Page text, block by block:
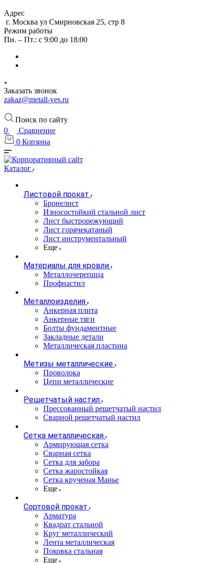
Адрес
г. Москва ул Смирновская 25, стр 8
Режим работы
Пн. – Пт.: с 9:00 до 18:00
Заказать звонок
zakaz@metall-ves.ru
Поиск по сайту
0
Сравнение
0 Корзина
Каталог
Листовой прокат
Бронелист
Износостойкий стальной лист
Лист быстрорежующий
Лист горячекатаный
Лист инструментальный
Еще
Материалы для кровли
Металлочерепица
Профнастил
Металлоизделия
Анкерная плита
Анкерные тяги
Болты фундаментные
Закладные детали
Металлическая пластина
Метизы металлические
Проволока
Цепи металлические
Решетчатый настил
Прессованный решетчатый настил
Сварной решетчатый настил
Сетка металлическая
Армирующая сетка
Сварная сетка
Сетка для забора
Сетка жаростойкая
Сетка крученая Манье
Еще
Сортовой прокат
Арматура
Квадрат стальной
Круг металлический
Лента металлическая
Поковка стальная
Еще